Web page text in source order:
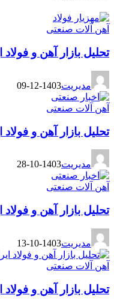
آهن آلات صنعتی
تحلیل بازار آهن و فولاد
مدیریت1403-12-09
آهن آلات صنعتی
تحلیل بازار آهن و فولاد
مدیریت1403-10-28
آهن آلات صنعتی
تحلیل بازار آهن و فولاد
مدیریت1403-10-13
آهن آلات صنعتی
تحلیل بازار آهن و فولاد